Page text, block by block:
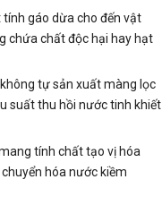
gáo dừa cho đến vật
chứa chất độc hại hay hạt
tự sản xuất màng lọc
suất thu hồi nước tinh khiết
tính chất tạo vị hóa
hóa nước kiềm